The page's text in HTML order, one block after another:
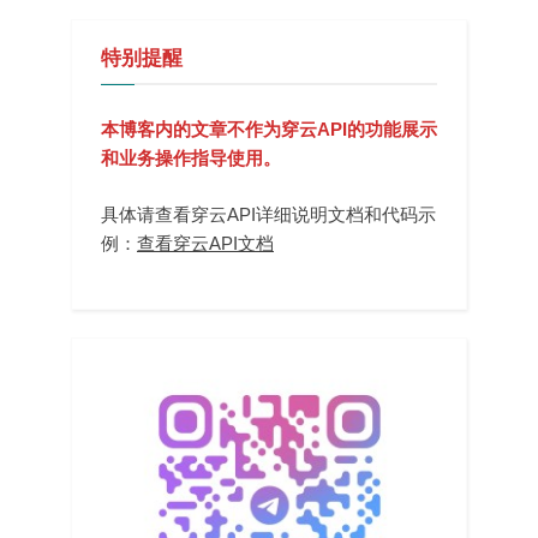
特别提醒
本博客内的文章不作为穿云API的功能展示
和业务操作指导使用。
具体请查看穿云API详细说明文档和代码示
例： 查看穿云API文档